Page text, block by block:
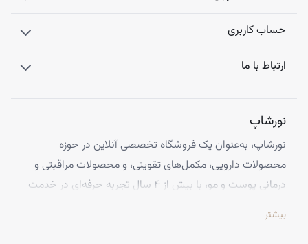
حساب کاربری
ارتباط با ما
نورشاپ
نورشاپ، به‌عنوان یک فروشگاه تخصصی آنلاین در حوزه
محصولات دارویی، مکمل‌های تقویتی، و محصولات مراقبتی و
درمانی پوست و مو، با بیش از ۴ سال تجربه حرفه‌ای در خدمت
برندهای اروپایی تهیه کرده و اصالت کالاها را با ضمانت کامل
بیشتر